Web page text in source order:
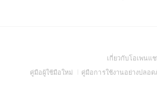
เกี่ยวกับโอเพนแ
คู่มือผู้ใช้มือใหม่
(Open
คู่มือการใช้งานอย่างปลอด